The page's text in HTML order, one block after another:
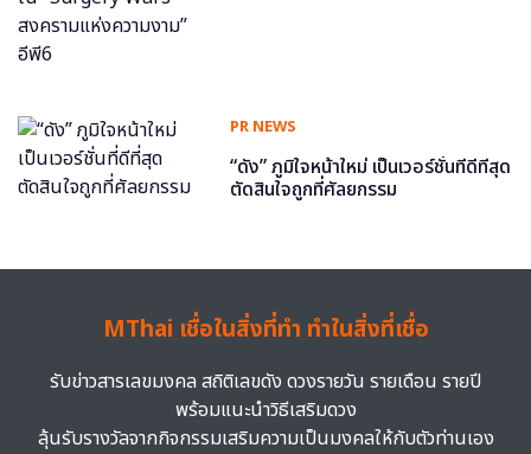
PR NEWS
“ดัง” ภูมิใจหน้าใหม่ เป็นเวอร์ชั่นที่ดีที่สุด
ตัดสินใจถูกที่ศัลยกรรม
MThai เชื่อในสิ่งที่ทำ ทำในสิ่งที่เชื่อ
รับข่าวสารเลขมงคล สถิติเลขดัง ดวงรายวัน รายเดือน รายปี
พร้อมแนะนำวิธีเสริมดวง
ลุ้นรับรางวัลจากกิจกรรมเสริมความเป็นมงคลให้กับตัวท่านเอง